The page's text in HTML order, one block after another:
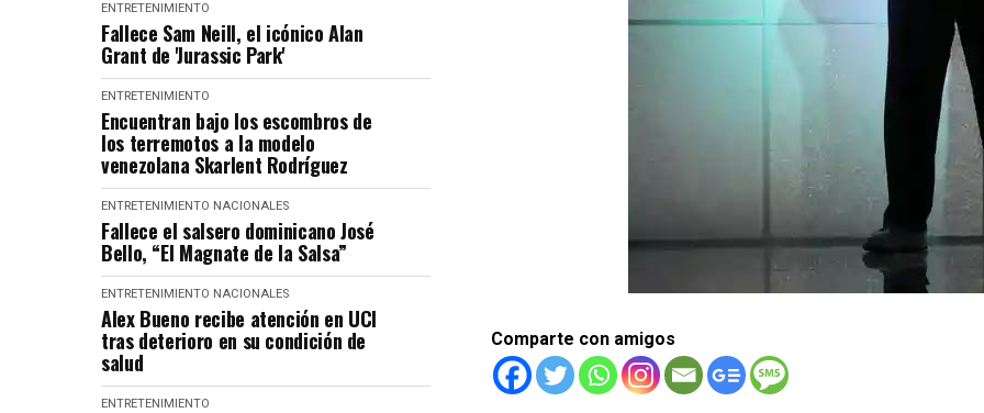
ENTRETENIMIENTO
Fallece Sam Neill, el icónico Alan
Grant de 'Jurassic Park'
ENTRETENIMIENTO
Encuentran bajo los escombros de
los terremotos a la modelo
venezolana Skarlent Rodríguez
ENTRETENIMIENTO NACIONALES
Fallece el salsero dominicano José
Bello, “El Magnate de la Salsa”
ENTRETENIMIENTO NACIONALES
Alex Bueno recibe atención en UCI
tras deterioro en su condición de
salud
ENTRETENIMIENTO
Comparte con amigos